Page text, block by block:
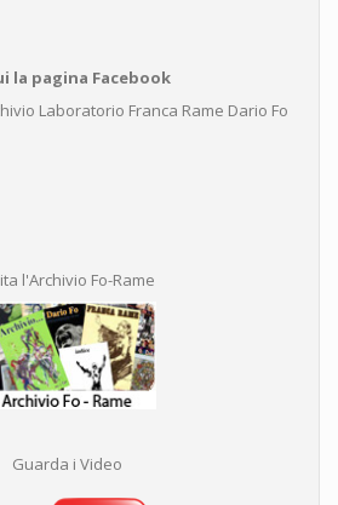
la pagina Facebook
Laboratorio Franca Rame Dario Fo
l'Archivio Fo-Rame
Guarda i Video